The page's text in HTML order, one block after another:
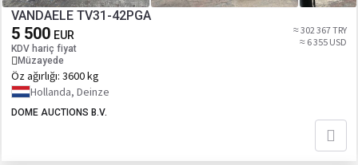
VANDAELE TV31-42PGA
5 500 EUR
KDV hariç fiyat
Müzayede
≈ 302 367 TRY
≈ 6 355 USD
Öz ağırlığı: 3600 kg
Hollanda, Deinze
DOME AUCTIONS B.V.